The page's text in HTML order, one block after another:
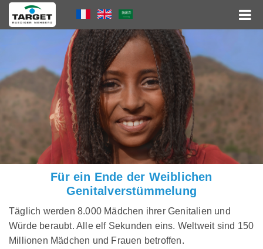
Direkt
zum
Inhalt
Language
Menu
Hauptnavigation
Für ein Ende der Weiblichen
Genitalverstümmelung
Täglich werden 8.000 Mädchen ihrer Genitalien und
Würde beraubt. Alle elf Sekunden eins. Weltweit sind 150
Millionen Mädchen und Frauen betroffen.